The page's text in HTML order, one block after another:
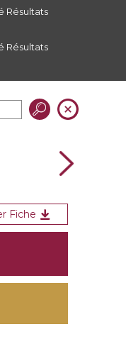
Résultats
Résultats
Fiche